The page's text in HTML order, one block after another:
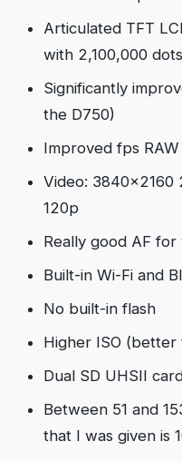
Articulated TFT
with 2,100,000 dots
Significantly
the D750)
Improved fps
Video:
120p
Really good AF for
Built-in Wi-Fi and
No built-in flash
Higher ISO (better
Dual SD UHSII
Between 51 and
that I was given is